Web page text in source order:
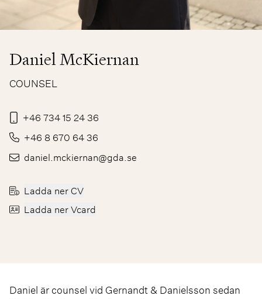
Daniel McKiernan
COUNSEL
+46 734 15 24 36
+46 8 670 64 36
daniel.mckiernan@gda.se
Ladda ner CV
Ladda ner Vcard
Daniel är counsel vid Gernandt & Danielsson sedan